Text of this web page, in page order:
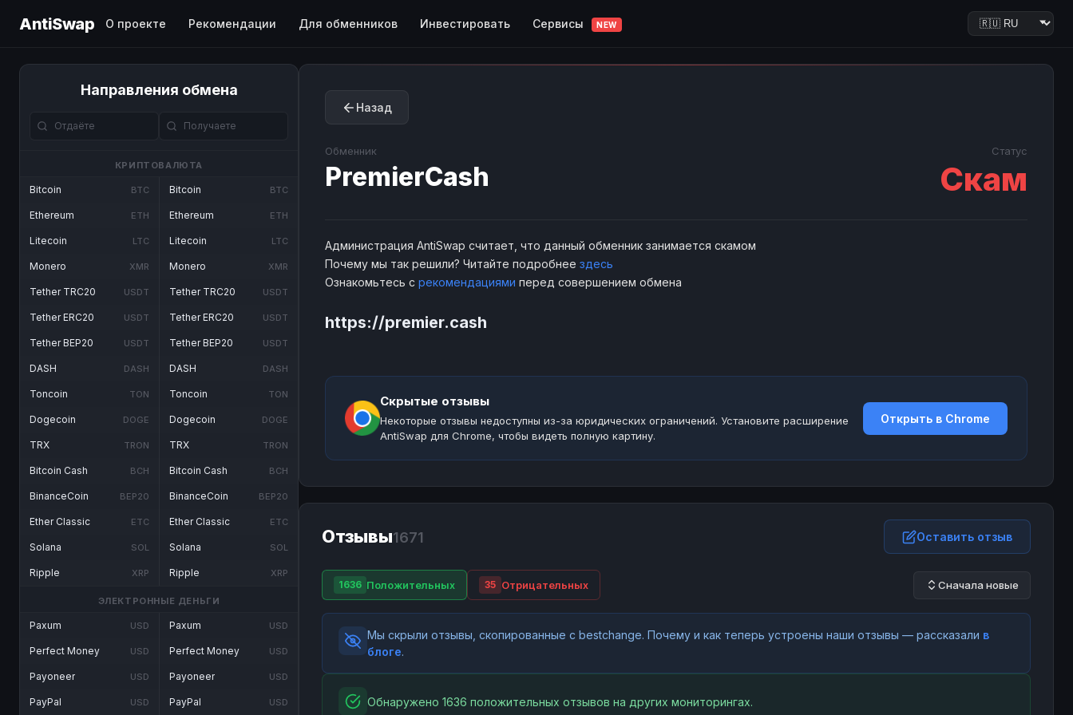
AntiSwap О проекте Рекомендации Для обменников Инвестировать Сервисы NEW
Направления обмена
КРИПТОВАЛЮТА
Bitcoin BTC
Ethereum ETH
Litecoin LTC
Monero XMR
Tether TRC20 USDT
Tether ERC20 USDT
Tether BEP20 USDT
DASH DASH
Toncoin TON
Dogecoin DOGE
TRX TRON
Bitcoin Cash BCH
BinanceCoin BEP20
Ether Classic ETC
Solana SOL
Ripple XRP
Bitcoin BTC
Ethereum ETH
Litecoin LTC
Monero XMR
Tether TRC20 USDT
Tether ERC20 USDT
Tether BEP20 USDT
DASH DASH
Toncoin TON
Dogecoin DOGE
TRX TRON
Bitcoin Cash BCH
BinanceCoin BEP20
Ether Classic ETC
Solana SOL
Ripple XRP
ЭЛЕКТРОННЫЕ ДЕНЬГИ
Paxum USD
Perfect Money USD
Payoneer USD
PayPal USD
Paxum USD
Perfect Money USD
Payoneer USD
PayPal USD
Назад
Обменник
PremierCash
Статус
Скам
Администрация AntiSwap считает, что данный обменник занимается скамом
Почему мы так решили? Читайте подробнее здесь
Ознакомьтесь с рекомендациями перед совершением обмена
https://premier.cash
Скрытые отзывы
Некоторые отзывы недоступны из-за юридических ограничений. Установите расширение
AntiSwap для Chrome, чтобы видеть полную картину.
Открыть в Chrome
Отзывы1671 Оставить отзыв
1636 Положительных 35 Отрицательных Сначала новые
Мы скрыли отзывы, скопированные с bestchange. Почему и как теперь устроены наши отзывы — рассказали в
блоге.
Обнаружено 1636 положительных отзывов на других мониторингах.